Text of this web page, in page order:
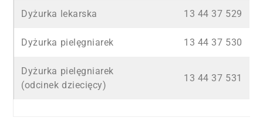
Dyżurka lekarska 13 44 37 529
Dyżurka pielęgniarek 13 44 37 530
Dyżurka pielęgniarek
(odcinek dziecięcy)
13 44 37 531